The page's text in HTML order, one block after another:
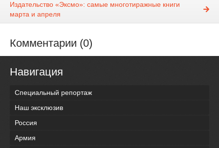
Издательство «Эксмо»: самые многотиражные книги
марта и апреля
Комментарии (0)
Навигация
Специальный репортаж
Наш эксклюзив
Россия
Армия